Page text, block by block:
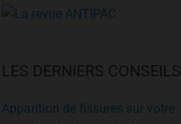
LES DERNIERS CONSEILS
Apparition de fissures sur votre